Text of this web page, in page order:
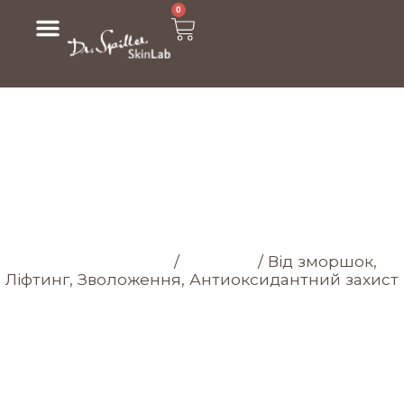
0
/ / Від зморшок,
Ліфтинг, Зволоження, Антиоксидантний захист